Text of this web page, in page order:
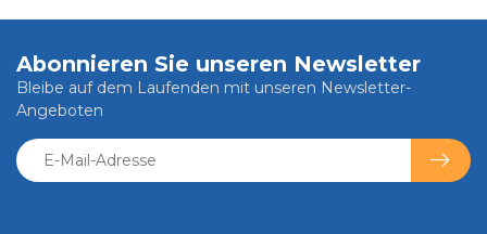
Abonnieren Sie unseren Newsletter
Bleibe auf dem Laufenden mit unseren Newsletter-
Angeboten